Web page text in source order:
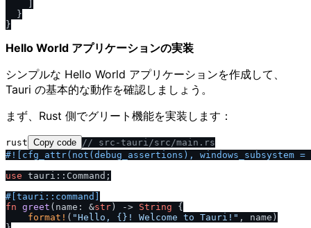
}
}
Hello World アプリケーションの実装
シンプルな Hello World アプリケーションを作成して、
Tauri の基本的な動作を確認しましょう。
まず、Rust 側でグリート機能を実装します：
rust Copy code // src-tauri/src/main.rs
#![cfg_attr(not(debug_assertions), windows_subsystem =
use tauri::Command;
#[tauri::command]
fn greet (name: &str ) -> String {
format! ( "Hello, {}! Welcome to Tauri!" , name)